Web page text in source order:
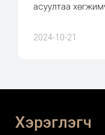
асуултаа
2024-10-21
Хэрэглэгч